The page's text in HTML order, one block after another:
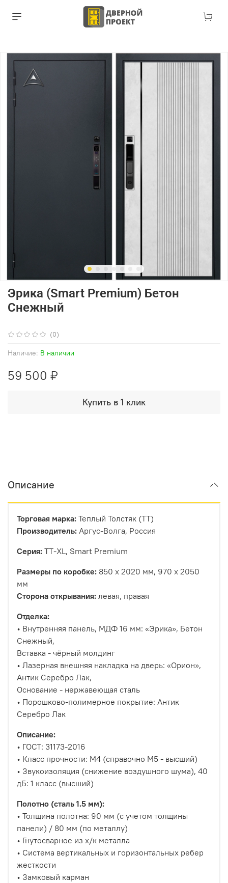
(0)
Наличие: В наличии
Эрика (Smart Premium) Бетон
Снежный
59 500 ₽
Купить в 1 клик
Описание
Торговая марка: Теплый Толстяк (ТТ)
Производитель: Аргус-Волга, Россия
Серия: TT-XL, Smart Premium
Размеры по коробке: 850 х 2020 мм, 970 х 2050
мм
Сторона открывания: левая, правая
Отделка:
• Внутренняя панель, МДФ 16 мм: «Эрика», Бетон
Снежный,
Вставка - чёрный молдинг
• Лазерная внешняя накладка на дверь: «Орион»,
Антик Серебро Лак,
Основание - нержавеющая сталь
• Порошково-полимерное покрытие: Антик
Серебро Лак
Описание:
• ГОСТ: 31173-2016
• Класс прочности: М4 (справочно М5 - высший)
• Звукоизоляция (снижение воздушного шума), 40
дБ: 1 класс (высший)
Полотно (сталь 1.5 мм):
• Толщина полотна: 90 мм (с учетом толщины
панели) / 80 мм (по металлу)
• Гнутосварное из х/к металла
• Система вертикальных и горизонтальных ребер
жесткости
• Замковый карман